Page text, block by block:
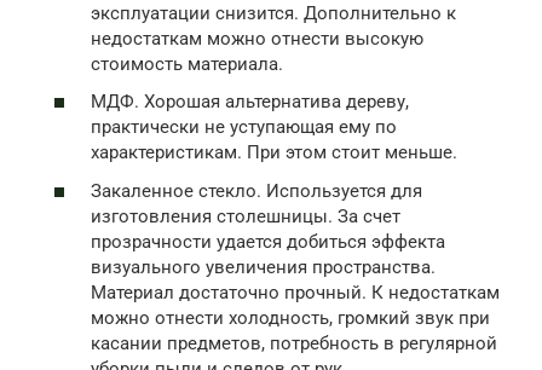
эксплуатации снизится. Дополнительно к
недостаткам можно отнести высокую
стоимость материала.
МДФ. Хорошая альтернатива дереву,
практически не уступающая ему по
характеристикам. При этом стоит меньше.
Закаленное стекло. Используется для
изготовления столешницы. За счет
прозрачности удается добиться эффекта
визуального увеличения пространства.
Материал достаточно прочный. К недостаткам
можно отнести холодность, громкий звук при
касании предметов, потребность в регулярной